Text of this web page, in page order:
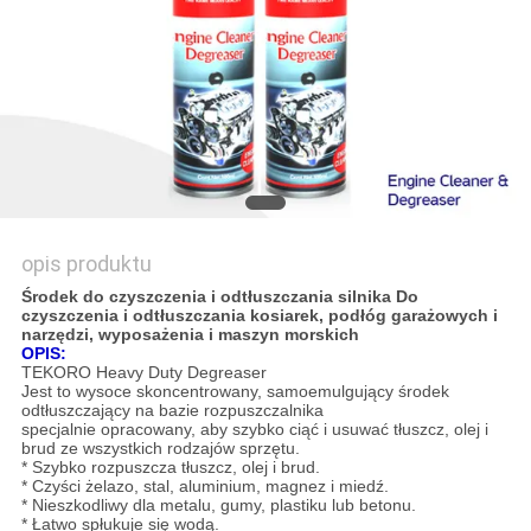
PRYWATNOŚCI
opis produktu
Środek do czyszczenia i odtłuszczania silnika Do
czyszczenia i odtłuszczania kosiarek, podłóg garażowych i
narzędzi, wyposażenia i maszyn morskich
OPIS:
TEKORO Heavy Duty Degreaser
Jest to wysoce skoncentrowany, samoemulgujący środek
odtłuszczający na bazie rozpuszczalnika
specjalnie opracowany, aby szybko ciąć i usuwać tłuszcz, olej i
brud ze wszystkich rodzajów sprzętu.
* Szybko rozpuszcza tłuszcz, olej i brud.
* Czyści żelazo, stal, aluminium, magnez i miedź.
* Nieszkodliwy dla metalu, gumy, plastiku lub betonu.
* Łatwo spłukuje się wodą.